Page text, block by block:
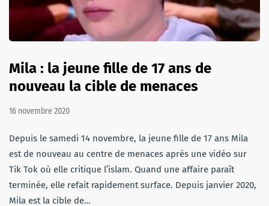
Mila : la jeune fille de 17 ans de
nouveau la cible de menaces
16 novembre 2020
Depuis le samedi 14 novembre, la jeune fille de 17 ans Mila
est de nouveau au centre de menaces après une vidéo sur
Tik Tok où elle critique l’islam. Quand une affaire paraît
terminée, elle refait rapidement surface. Depuis janvier 2020,
Mila est la cible de…